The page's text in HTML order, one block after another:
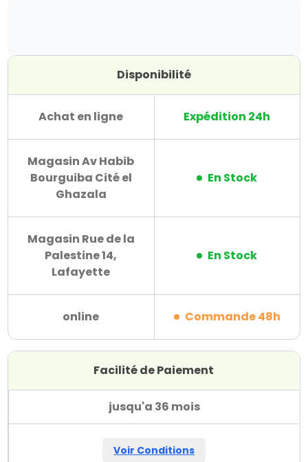
Disponibilité
Achat en ligne Expédition 24h
Magasin Av Habib
Bourguiba Cité el
Ghazala
En Stock
Magasin Rue de la
Palestine 14,
Lafayette
En Stock
online Commande 48h
Facilité de Paiement
jusqu'a 36 mois
Voir Conditions